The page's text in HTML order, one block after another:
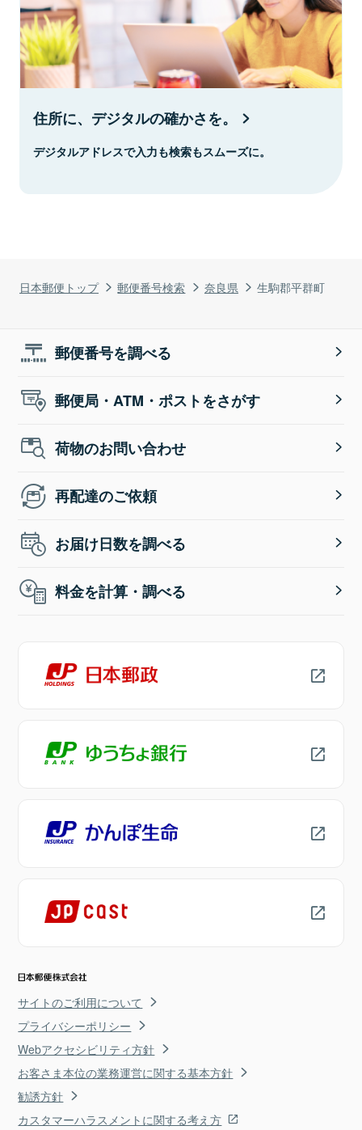
日本郵便トップ 郵便番号検索 奈良県 生駒郡平群町
住所に、デジタルの確かさを。
デジタルアドレスで入力も検索もスムーズに。
郵便番号を調べる
郵便局・ATM・ポストをさがす
荷物のお問い合わせ
再配達のご依頼
お届け日数を調べる
料金を計算・調べる
サイトのご利用について
プライバシーポリシー
Webアクセシビリティ方針
お客さま本位の業務運営に関する基本方針
勧誘方針
カスタマーハラスメントに関する考え方